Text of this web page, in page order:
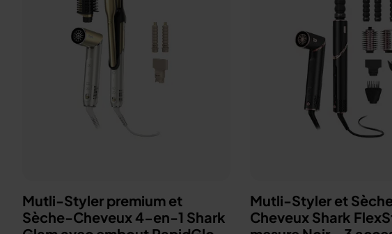
Mutli-Styler premium et
Sèche-Cheveux 4-en-1 Shark
Mutli-Styler et
Cheveux Shark